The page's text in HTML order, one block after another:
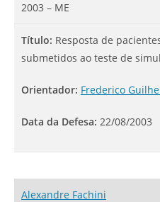
2003 – ME
Título: Resposta de
submetidos ao teste de
Orientador: Frederico
Data da Defesa: 22/08/2003
Alexandre Fachini